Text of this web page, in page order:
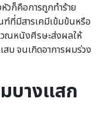
วก็คือการถูกทำร้าย
ฑ์ที่มีสารเคมีเข้มข้นหรือ
วณหนังศีรษะส่งผลให้
บ จนเกิดอาการผมร่วง
บางแสก